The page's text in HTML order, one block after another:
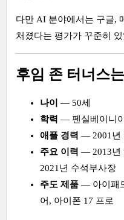
다만 AI 분야에서는 구글,
처졌다는 평가가 꾸준히
후임 존 터너스
나이 — 50세
학력 — 펜실베이니
애플 경력 — 2001년
주요 이력 — 2013년
2021년 수석부사장
주도 제품 — 아이패
어, 아이폰 17 프로